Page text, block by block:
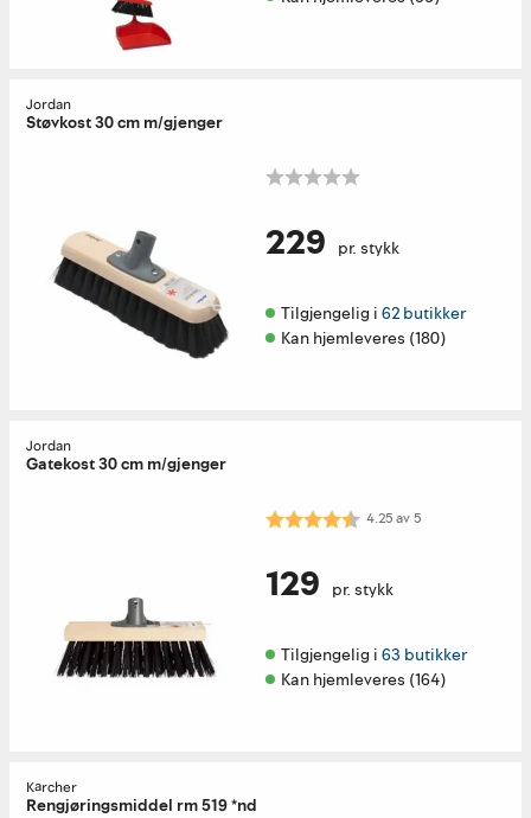
Jordan
Støvkost 30 cm m/gjenger
229 pr. stykk
Tilgjengelig i 62 butikker
Kan hjemleveres (180)
Jordan
Gatekost 30 cm m/gjenger
Karakter: 4.3 av 5 mulige
4.25av5
129 pr. stykk
Tilgjengelig i 63 butikker
Kan hjemleveres (164)
Kärcher
Rengjøringsmiddel rm 519 *nd